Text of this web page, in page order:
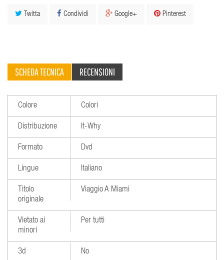
Twitta Condividi Google+ Pinterest
SCHEDA TECNICA RECENSIONI
Colore Colori
Distribuzione It-Why
Formato Dvd
Lingue Italiano
Titolo
originale
Viaggio A Miami
Vietato ai
minori
Per tutti
3d No